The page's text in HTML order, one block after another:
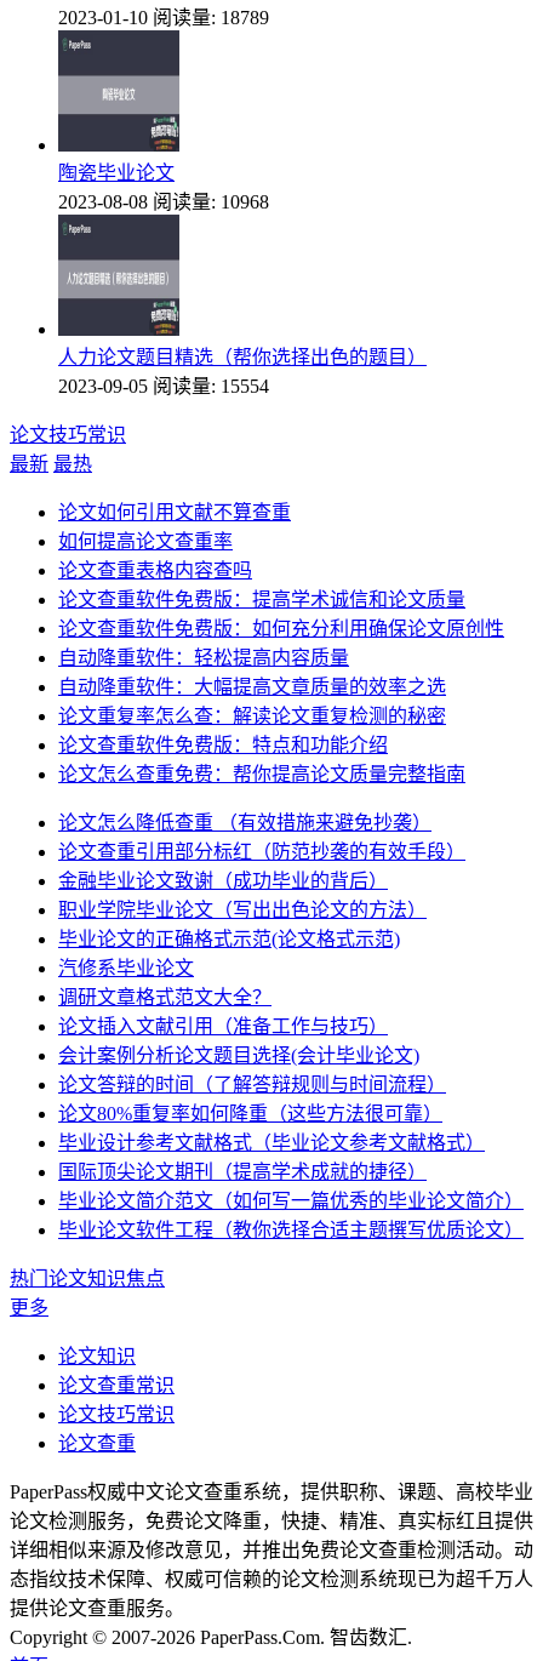
2023-01-10 阅读量: 18789
陶瓷毕业论文
2023-08-08 阅读量: 10968
人力论文题目精选（帮你选择出色的题目）
2023-09-05 阅读量: 15554
论文技巧常识
最新 最热
论文如何引用文献不算查重
如何提高论文查重率
论文查重表格内容查吗
论文查重软件免费版：提高学术诚信和论文质量
论文查重软件免费版：如何充分利用确保论文原创性
自动降重软件：轻松提高内容质量
自动降重软件：大幅提高文章质量的效率之选
论文重复率怎么查：解读论文重复检测的秘密
论文查重软件免费版：特点和功能介绍
论文怎么查重免费：帮你提高论文质量完整指南
论文怎么降低查重 （有效措施来避免抄袭）
论文查重引用部分标红（防范抄袭的有效手段）
金融毕业论文致谢（成功毕业的背后）
职业学院毕业论文（写出出色论文的方法）
毕业论文的正确格式示范(论文格式示范)
汽修系毕业论文
调研文章格式范文大全？
论文插入文献引用（准备工作与技巧）
会计案例分析论文题目选择(会计毕业论文)
论文答辩的时间（了解答辩规则与时间流程）
论文80%重复率如何降重（这些方法很可靠）
毕业设计参考文献格式（毕业论文参考文献格式）
国际顶尖论文期刊（提高学术成就的捷径）
毕业论文简介范文（如何写一篇优秀的毕业论文简介）
毕业论文软件工程（教你选择合适主题撰写优质论文）
热门论文知识焦点
更多
论文知识
论文查重常识
论文技巧常识
论文查重
PaperPass权威中文论文查重系统，提供职称、课题、高校毕业
论文检测服务，免费论文降重，快捷、精准、真实标红且提供
详细相似来源及修改意见，并推出免费论文查重检测活动。动
态指纹技术保障、权威可信赖的论文检测系统现已为超千万人
提供论文查重服务。
Copyright © 2007-2026 PaperPass.Com. 智齿数汇.